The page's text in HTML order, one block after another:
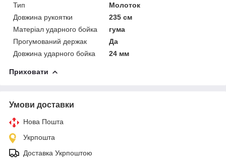
Тип
Молоток
Довжина рукоятки
235 см
Матеріал ударного бойка
гума
Прогумований держак
Да
Довжина ударного бойка
24 мм
Приховати
Умови доставки
Нова Пошта
Укрпошта
Доставка Укрпоштою